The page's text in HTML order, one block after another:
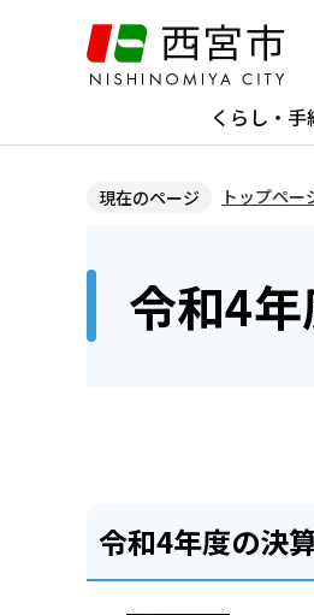
ジ
くらし・手
現在のページ トップペー
令和4
令和4年度の決